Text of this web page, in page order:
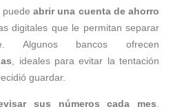
puedeabrir una cuenta de ahorro
digitales que le permitan separar
Algunos bancos ofrecen
, ideales para evitar la tentación
guardar.
sus números cada mes.